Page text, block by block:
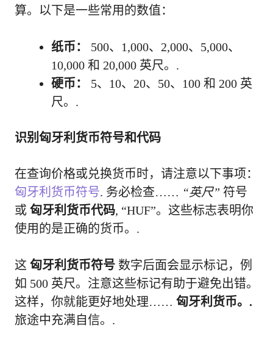
算。以下是一些常用的数值：
纸币：
500、1,000、2,000、5,000、
10,000 和 20,000 英尺。.
硬币：
5、10、20、50、100 和 200 英
尺。.
识别匈牙利货币符号和代码
在查询价格或兑换货币时，请注意以下事项：
匈牙利货币符号. 务必检查…… “英尺” 符号
或 匈牙利货币代码, “HUF”。这些标志表明你
使用的是正确的货币。.
这 匈牙利货币符号 数字后面会显示标记，例
如 500 英尺。注意这些标记有助于避免出错。
这样，你就能更好地处理…… 匈牙利货币。.
旅途中充满自信。.